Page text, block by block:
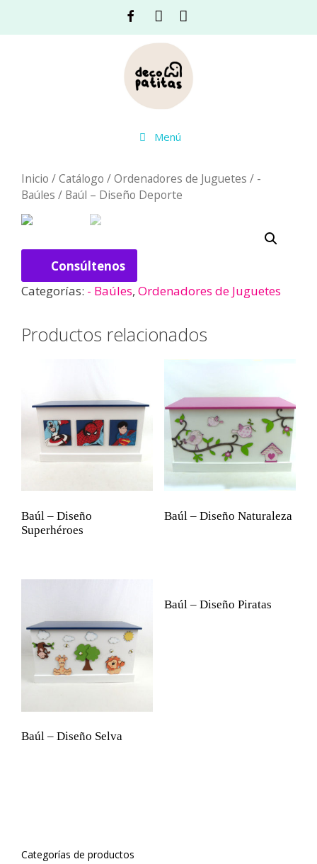
FacebookInstagram
Menú
Inicio /Catálogo /Ordenadores de Juguetes / -
Baúles / Baúl – Diseño Deporte
Consúltenos
Categorías: - Baúles, Ordenadores de Juguetes
Productos relacionados
Baúl – Diseño
Superhéroes
Baúl – Diseño Naturaleza
Baúl – Diseño Selva
Baúl – Diseño Piratas
Categorías de productos